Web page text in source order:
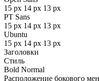
15 px 14 px 13 px
PT Sans
15 px 14 px 13 px
Ubuntu
15 px 14 px 13 px
Заголовки
Стиль
Bold Normal
Расположение бокового